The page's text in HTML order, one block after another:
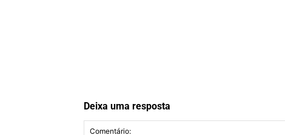
Deixa uma resposta